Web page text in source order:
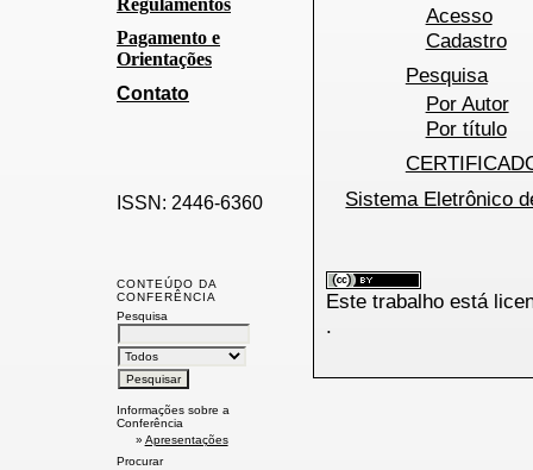
Regulamentos
Pagamento e
Orientações
Contato
ISSN: 2446-6360
CONTEÚDO DA
CONFERÊNCIA
Pesquisa
Informações sobre a
Conferência
» Apresentações
Procurar
Acesso
Cadastro
Pesquisa
Por Autor
Por título
Sistema Eletrônico
Este trabalho está
.